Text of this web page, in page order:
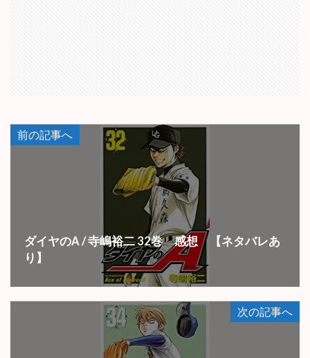
前の記事へ
ダイヤのA / 寺嶋裕二 32巻 感想 【ネタバレあ
り】
次の記事へ